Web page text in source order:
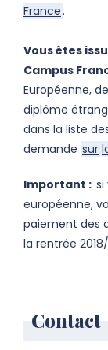
France.
Vous êtes
Campus
Européenne,
diplôme
dans la liste
demande sur
Important : si
européenne,
paiement des
la rentrée 2018/
Contact